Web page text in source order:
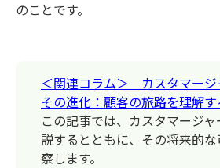
のことです。
＜関連コラム＞ カスタマージ
その進化：顧客の旅路を理解す
この記事では、カスタマージ
説するとともに、その将来的
察します。